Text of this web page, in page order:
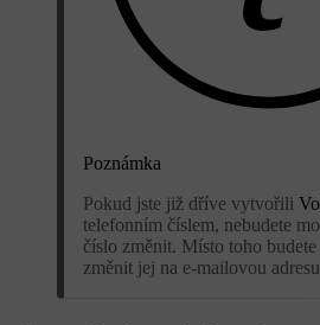
Poznámka
Pokud jste již dříve vytvořili
telefonním číslem, nebudete
číslo změnit. Místo toho
změnit jej na e-mailovou